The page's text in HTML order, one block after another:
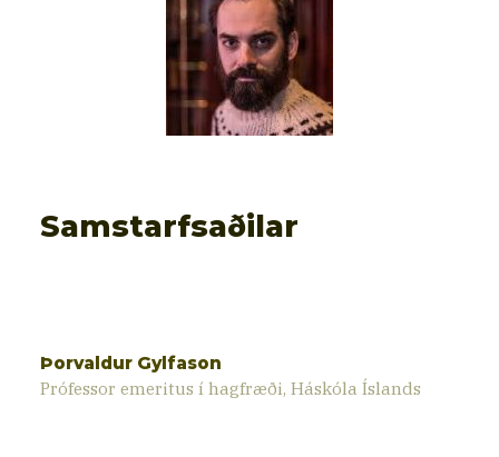
Samstarfsaðilar
Þorvaldur Gylfason
Prófessor emeritus í hagfræði, Háskóla Íslands